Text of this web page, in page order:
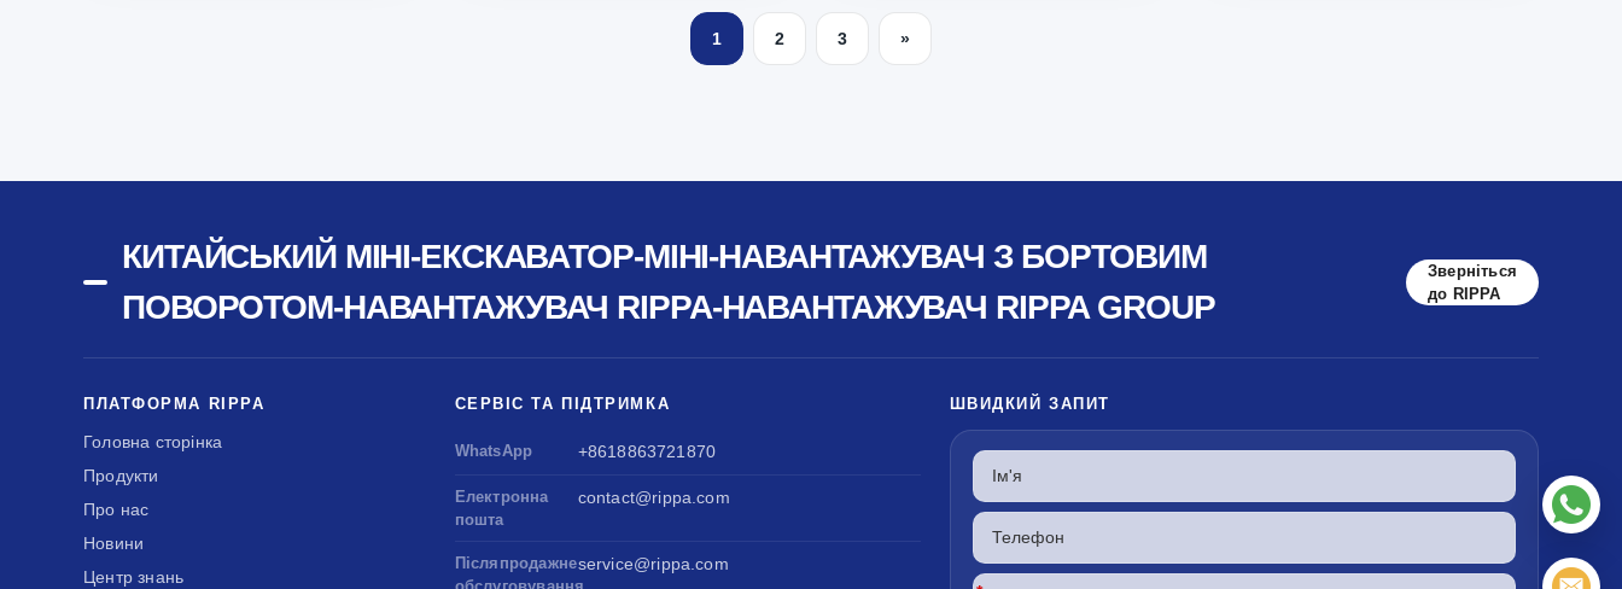
1 2 3 »
КИТАЙСЬКИЙ МІНІ-ЕКСКАВАТОР-МІНІ-НАВАНТАЖУВАЧ З БОРТОВИМ
ПОВОРОТОМ-НАВАНТАЖУВАЧ RIPPA-НАВАНТАЖУВАЧ RIPPA GROUP
Зверніться
до RIPPA
ПЛАТФОРМА RIPPA
Головна сторінка
Продукти
Про нас
Новини
Центр знань
СЕРВІС ТА ПІДТРИМКА
WhatsApp +8618863721870
Електронна
пошта
contact@rippa.com
Післяпродажнеservice@rippa.com
ШВИДКИЙ ЗАПИТ